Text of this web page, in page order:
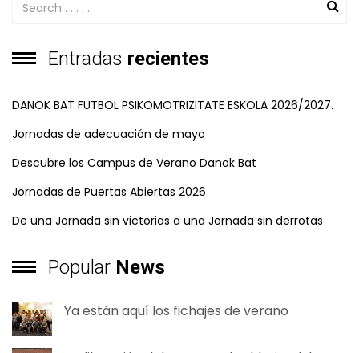
Entradas recientes
DANOK BAT FUTBOL PSIKOMOTRIZITATE ESKOLA 2026/2027.
Jornadas de adecuación de mayo
Descubre los Campus de Verano Danok Bat
Jornadas de Puertas Abiertas 2026
De una Jornada sin victorias a una Jornada sin derrotas
Popular News
Ya están aquí los fichajes de verano